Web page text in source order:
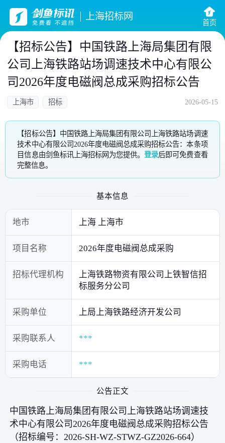
上海招标网
首页
【招标公告】中国铁路上海局集团有限
公司上海铁路站场调速技术中心有限公
司2026年度电磁阀总成采购招标公告
上海市 招标 2026-05-15
【招标公告】中国铁路上海局集团有限公司上海铁路站场调速
技术中心有限公司2026年度电磁阀总成采购招标公告：本条项
目信息由剑鱼标讯上海招标网为您提供。登录后即可免费查看
完整信息。
基本信息
地市 上海 上海市
项目名称 2026年度电磁阀总成采购
招标代理机构
上海铁路物资有限公司上铁智信招
标服务分公司
采购单位 上局上海铁路经济开发公司
采购联系人 ***
采购电话 ***
公告正文
中国铁路上海局集团有限公司上海铁路站场调速技
术中心有限公司2026年度电磁阀总成采购招标公告
（招标编号：2026-SH-WZ-STWZ-GZ2026-664）